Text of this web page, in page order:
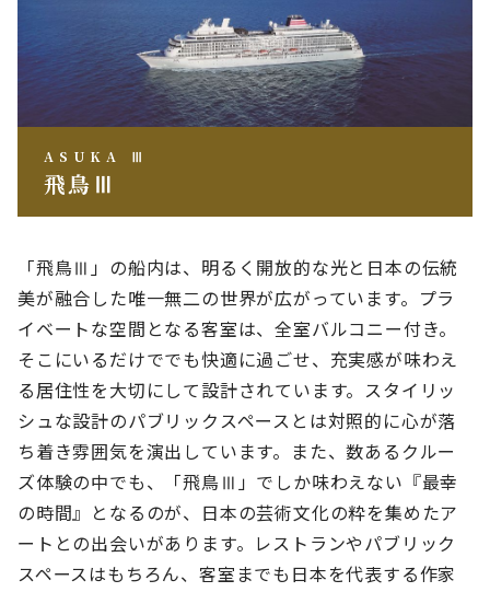
ASUKA Ⅲ
飛鳥Ⅲ
「飛鳥Ⅲ」の船内は、明るく開放的な光と日本の伝統
美が融合した唯一無二の世界が広がっています。プラ
イベートな空間となる客室は、全室バルコニー付き。
そこにいるだけででも快適に過ごせ、充実感が味わえ
る居住性を大切にして設計されています。スタイリッ
シュな設計のパブリックスペースとは対照的に心が落
ち着き雰囲気を演出しています。また、数あるクルー
ズ体験の中でも、「飛鳥Ⅲ」でしか味わえない『最幸
の時間』となるのが、日本の芸術文化の粋を集めたア
ートとの出会いがあります。レストランやパブリック
スペースはもちろん、客室までも日本を代表する作家